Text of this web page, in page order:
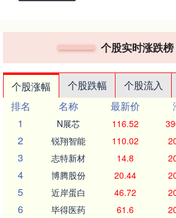
个股实时涨跌榜
个股涨幅 个股跌幅 个股流入
排名
名称 最新价
1
N展芯 116.52
2 锐翔智能 110.02
3 志特新材 14.8
4 博腾股份 20.44
5 近岸蛋白 46.72
6 毕得医药 61.6